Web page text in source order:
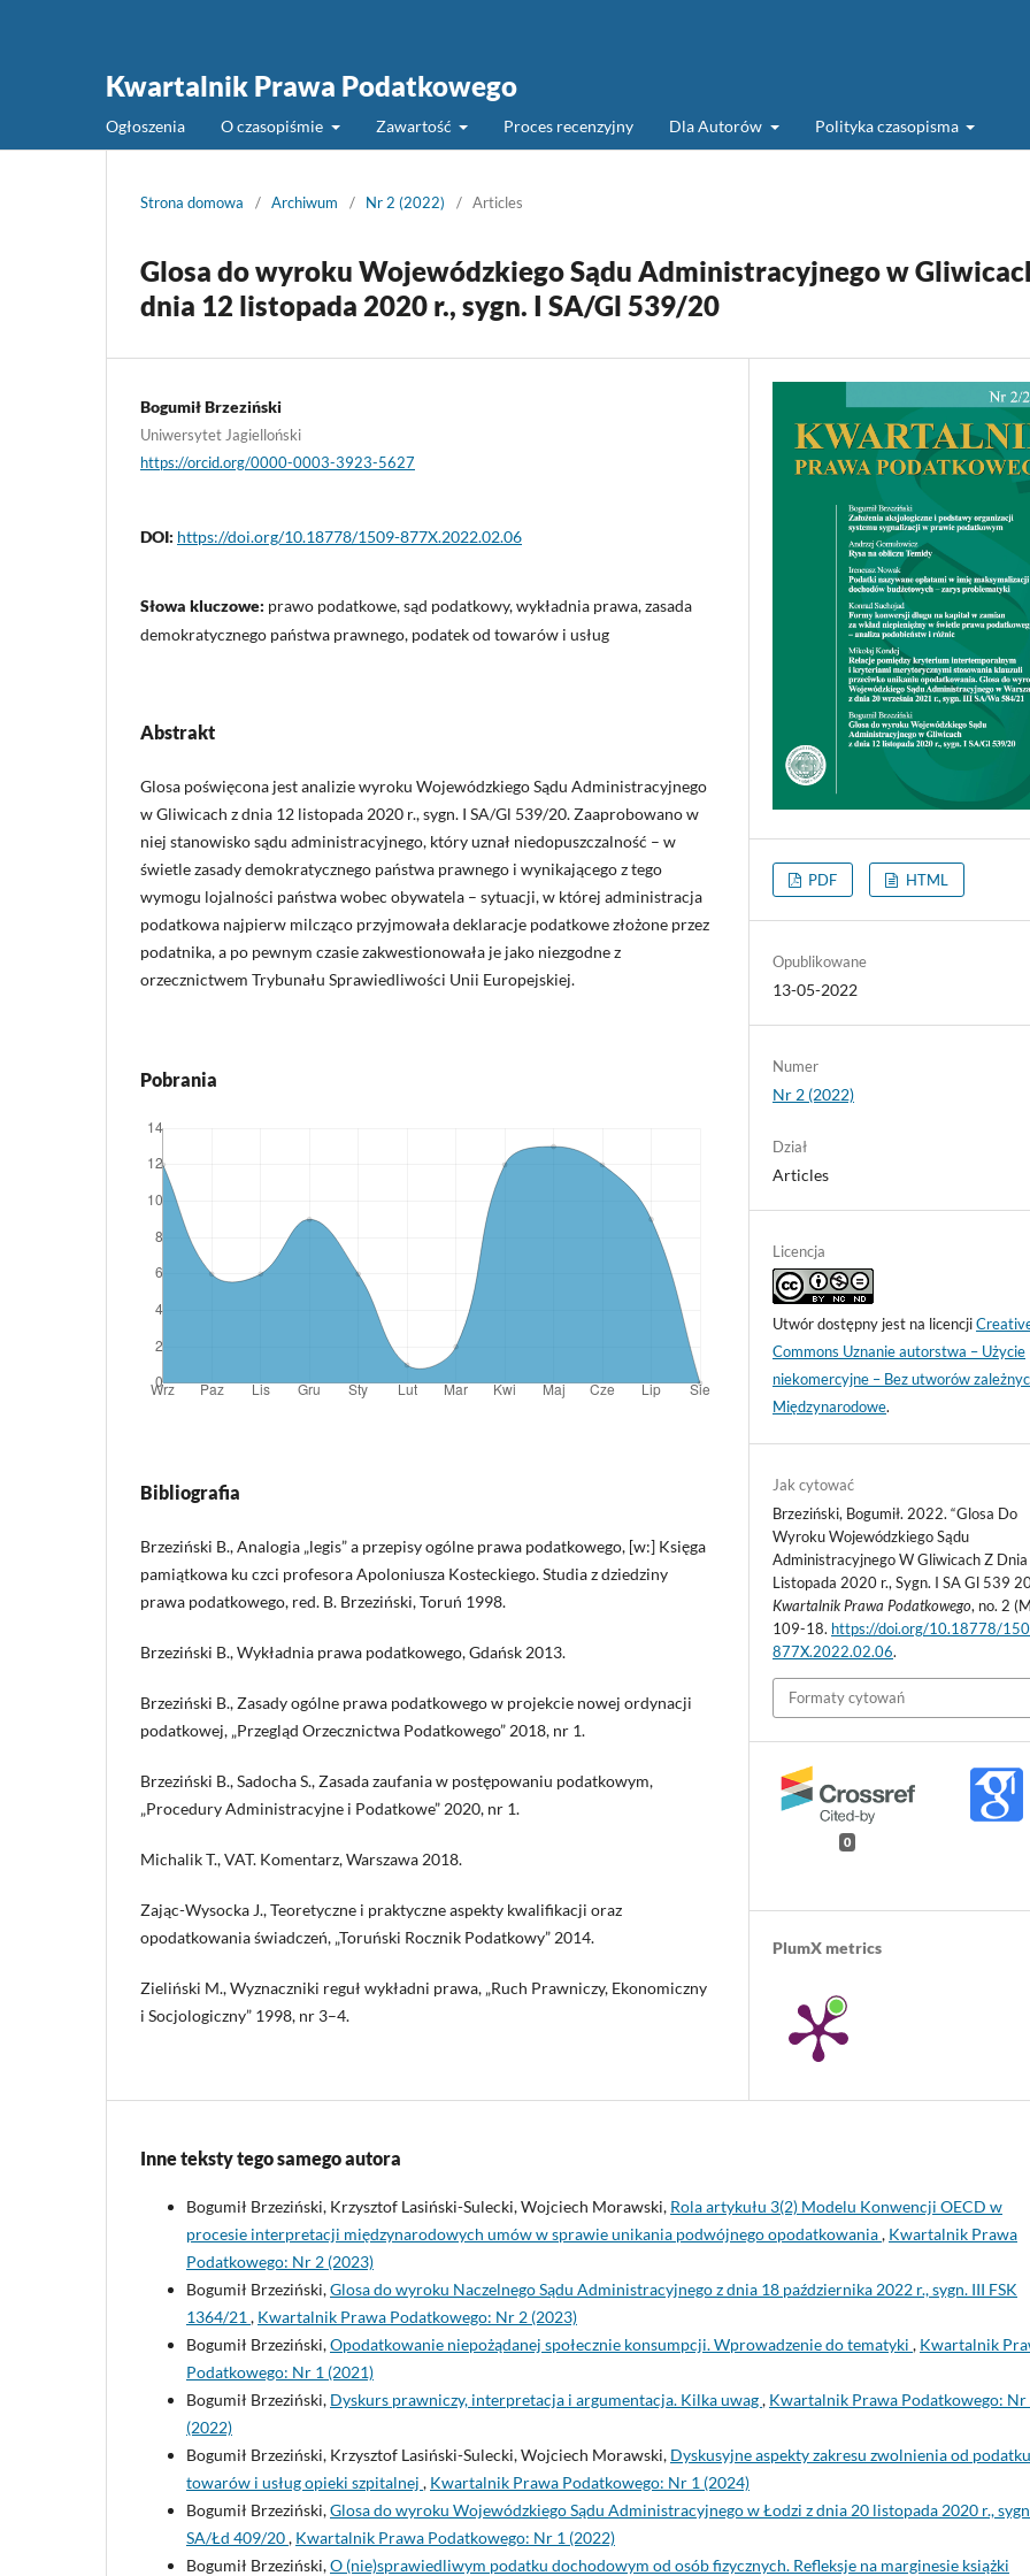
Kwartalnik Prawa Podatkowego
Ogłoszenia O czasopiśmie Zawartość Proces recenzyjny Dla Autorów Polityka czasopisma
Strona domowa / Archiwum / Nr 2 (2022) / Articles
Glosa do wyroku Wojewódzkiego Sądu Administracyjnego w
dnia 12 listopada 2020 r., sygn. I SA/Gl 539/20
Bogumił Brzeziński
Uniwersytet Jagielloński
https://orcid.org/0000-0003-3923-5627
DOI: https://doi.org/10.18778/1509-877X.2022.02.06
Słowa kluczowe: prawo podatkowe, sąd podatkowy, wykładnia prawa, zasada
demokratycznego państwa prawnego, podatek od towarów i usług
Abstrakt
Glosa poświęcona jest analizie wyroku Wojewódzkiego Sądu Administracyjnego
w Gliwicach z dnia 12 listopada 2020 r., sygn. I SA/Gl 539/20. Zaaprobowano w
niej stanowisko sądu administracyjnego, który uznał niedopuszczalność – w
świetle zasady demokratycznego państwa prawnego i wynikającego z tego
wymogu lojalności państwa wobec obywatela – sytuacji, w której administracja
podatkowa najpierw milcząco przyjmowała deklaracje podatkowe złożone przez
podatnika, a po pewnym czasie zakwestionowała je jako niezgodne z
orzecznictwem Trybunału Sprawiedliwości Unii Europejskiej.
Pobrania
Bibliografia
Brzeziński B., Analogia „legis” a przepisy ogólne prawa podatkowego, [w:] Księga
pamiątkowa ku czci profesora Apoloniusza Kosteckiego. Studia z dziedziny
prawa podatkowego, red. B. Brzeziński, Toruń 1998.
Brzeziński B., Wykładnia prawa podatkowego, Gdańsk 2013.
Brzeziński B., Zasady ogólne prawa podatkowego w projekcie nowej ordynacji
podatkowej, „Przegląd Orzecznictwa Podatkowego” 2018, nr 1.
Brzeziński B., Sadocha S., Zasada zaufania w postępowaniu podatkowym,
„Procedury Administracyjne i Podatkowe” 2020, nr 1.
Michalik T., VAT. Komentarz, Warszawa 2018.
Zając-Wysocka J., Teoretyczne i praktyczne aspekty kwalifikacji oraz
opodatkowania świadczeń, „Toruński Rocznik Podatkowy” 2014.
Zieliński M., Wyznaczniki reguł wykładni prawa, „Ruch Prawniczy, Ekonomiczny
i Socjologiczny” 1998, nr 3–4.
PDF HTML
Opublikowane
13-05-2022
Numer
Nr 2 (2022)
Dział
Articles
Licencja
Utwór dostępny jest na licencji
Commons Uznanie autorstwa – Użycie
niekomercyjne – Bez utworów
Międzynarodowe.
Jak cytować
Brzeziński, Bogumił. 2022. “Glosa Do
Wyroku Wojewódzkiego Sądu
Administracyjnego W Gliwicach Z
Listopada 2020 r., Sygn. I SA Gl 539
Kwartalnik Prawa Podatkowego, no. 2
109-18. https://doi.org/10.18778/
877X.2022.02.06.
Formaty cytowań
0
PlumX metrics
Inne teksty tego samego autora
Bogumił Brzeziński, Krzysztof Lasiński-Sulecki, Wojciech Morawski, Rola artykułu 3(2) Modelu Konwencji OECD w
procesie interpretacji międzynarodowych umów w sprawie unikania podwójnego opodatkowania, Kwartalnik Prawa
Podatkowego: Nr 2 (2023)
Bogumił Brzeziński,Glosa do wyroku Naczelnego Sądu Administracyjnego z dnia 18 października 2022 r., sygn. III FSK
1364/21 , Kwartalnik Prawa Podatkowego: Nr 2 (2023)
Bogumił Brzeziński,Opodatkowanie niepożądanej społecznie konsumpcji. Wprowadzenie do tematyki , Kwartalnik
Podatkowego: Nr 1 (2021)
Bogumił Brzeziński, Dyskurs prawniczy, interpretacja i argumentacja. Kilka uwag, Kwartalnik Prawa Podatkowego: Nr
(2022)
Bogumił Brzeziński, Krzysztof Lasiński-Sulecki, Wojciech Morawski, Dyskusyjne aspekty zakresu zwolnienia od
towarów i usług opieki szpitalnej , Kwartalnik Prawa Podatkowego: Nr 1 (2024)
Bogumił Brzeziński,Glosa do wyroku Wojewódzkiego Sądu Administracyjnego w Łodzi z dnia 20 listopada 2020 r.,
SA/Łd 409/20, Kwartalnik Prawa Podatkowego: Nr 1 (2022)
Bogumił Brzeziński,O (nie)sprawiedliwym podatku dochodowym od osób fizycznych. Refleksje na marginesie książki